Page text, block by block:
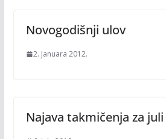
Novogodišnji ulov
2. Januara 2012.
Najava takmičenja za